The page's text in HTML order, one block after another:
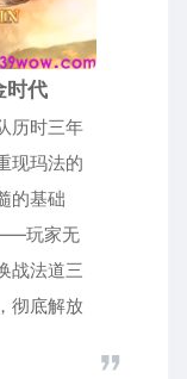
时代
历时三年
现玛法的
的基础
玩家无
战法道三
彻底解放